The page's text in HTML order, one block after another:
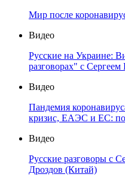
Мир после
Видео
Русские на Украине:
разговорах" с
Видео
Пандемия
кризис, ЕАЭС и ЕС:
Видео
Русские разговоры с
Дроздов (Китай)